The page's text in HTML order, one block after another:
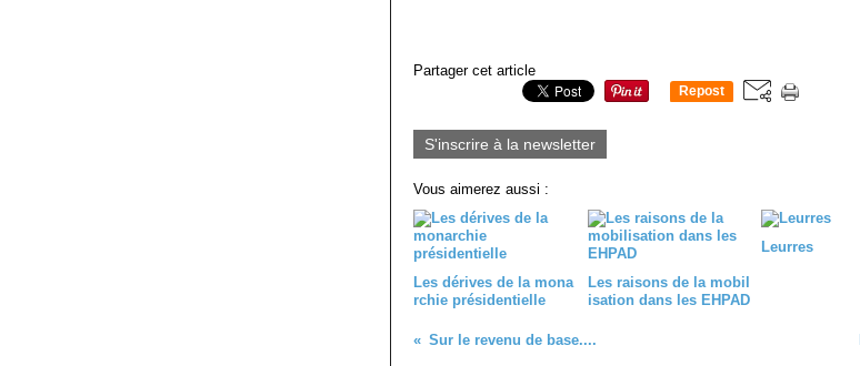
Partager cet article
Repost
S'inscrire à la newsletter
Vous aimerez aussi :
Les dérives de la mona
rchie présidentielle
Les raisons de la mobil
isation dans les EHPAD
Leurres
Sur le revenu de base....